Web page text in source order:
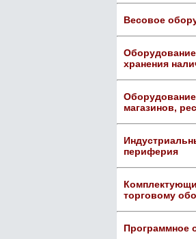
Весовое
хранения
магазинов,
периферия
торговому
Программное